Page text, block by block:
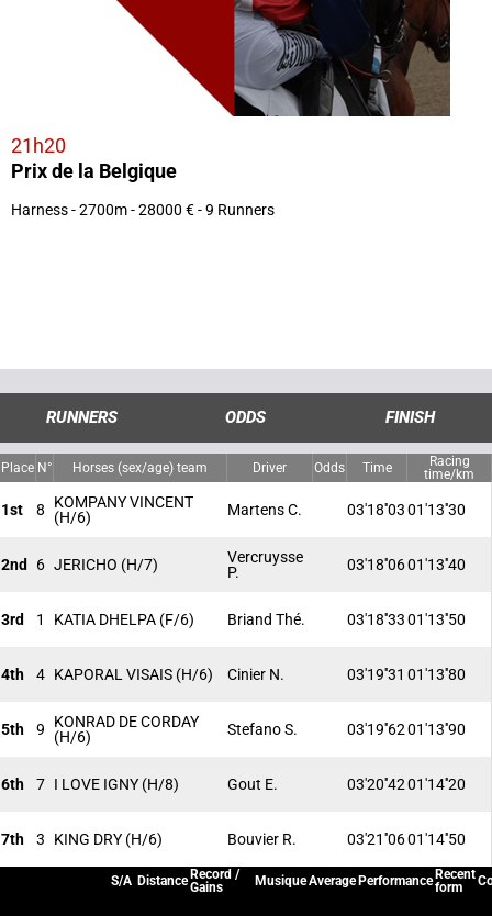
21h20
Prix de la Belgique
Harness - 2700m - 28000 € - 9 Runners
RUNNERS ODDS FINISH
Place N° Horses (sex/age) team Driver Odds Time
Racing
time/km
1st 8
KOMPANY VINCENT
(H/6)
Martens C. 03'18''0301'13''30
2nd 6 JERICHO (H/7)
Vercruysse
P.
03'18''0601'13''40
3rd 1 KATIA DHELPA (F/6) Briand Thé. 03'18''3301'13''50
4th 4 KAPORAL VISAIS (H/6) Cinier N. 03'19''31 01'13''80
5th 9
KONRAD DE CORDAY
(H/6)
Stefano S. 03'19''6201'13''90
6th 7 I LOVE IGNY (H/8) Gout E. 03'20''4201'14''20
7th 3 KING DRY (H/6) Bouvier R. 03'21''0601'14''50
S/A Distance Record /
Gains
MusiqueAverage Performance Recent
form